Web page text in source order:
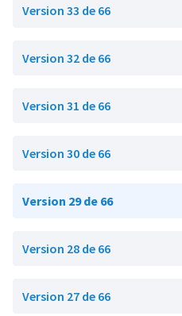
Version 33 de 66
Version 32 de 66
Version 31 de 66
Version 30 de 66
Version 29 de 66
Version 28 de 66
Version 27 de 66